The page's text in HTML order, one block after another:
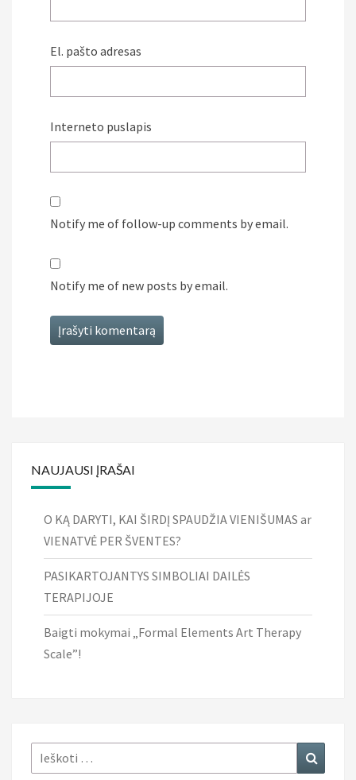
El. pašto adresas
Interneto puslapis
Notify me of follow-up comments by email.
Notify me of new posts by email.
NAUJAUSI ĮRAŠAI
O KĄ DARYTI, KAI ŠIRDĮ SPAUDŽIA VIENIŠUMAS ar
VIENATVĖ PER ŠVENTES?
PASIKARTOJANTYS SIMBOLIAI DAILĖS
TERAPIJOJE
Baigti mokymai „Formal Elements Art Therapy
Scale”!
Ieškoti: